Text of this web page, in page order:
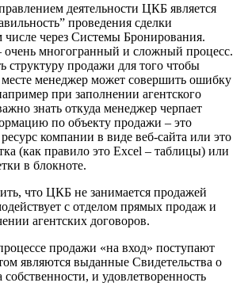
деятельности ЦКБ является
проведения сделки
через Системы Бронирования.
очень многогранный и сложный процесс.
структуру продажи для того чтобы
менеджер может совершить ошибку
при заполнении агентского
знать откуда менеджер черпает
по объекту продажи – это
компании в виде веб-сайта или это
(как правило это Excel – таблицы) или
в блокноте.
что ЦКБ не занимается продажей
с отделом прямых продаж и
агентских договоров.
продажи «на вход» поступают
являются выданные Свидетельства о
собственности, и удовлетворенность